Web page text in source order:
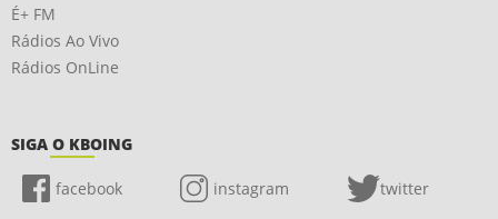
É+ FM
Rádios Ao Vivo
Rádios OnLine
SIGA O KBOING
facebook instagram twitter